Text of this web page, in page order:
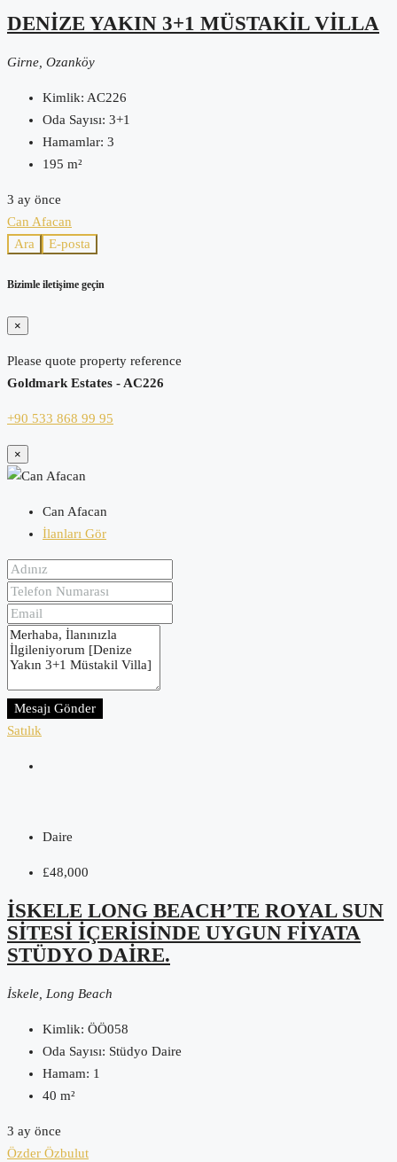
DENIZE YAKIN 3+1 MÜSTAKIL VILLA
Girne, Ozanköy
Kimlik: AC226
Oda Sayısı: 3+1
Hamamlar: 3
195 m²
3 ay önce
Can Afacan
Ara
E-posta
Bizimle iletişime geçin
×
Please quote property reference
Goldmark Estates - AC226
+90 533 868 99 95
×
Can Afacan
İlanları Gör
Mesajı Gönder
Satılık
Daire
£48,000
İSKELE LONG BEACH’TE ROYAL SUN
SITESI IÇERISINDE UYGUN FIYATA
STÜDYO DAIRE.
İskele, Long Beach
Kimlik: ÖÖ058
Oda Sayısı: Stüdyo Daire
Hamam: 1
40 m²
3 ay önce
Özder Özbulut